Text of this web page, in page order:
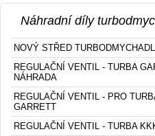
Náhradní díly
NOVÝ STŘED
REGULAČNÍ VENTIL - TURBA
NÁHRADA
REGULAČNÍ VENTIL - PRO
GARRETT
REGULAČNÍ VENTIL - TURBA